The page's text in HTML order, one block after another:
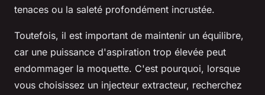
tenaces ou la saleté profondément incrustée.
Toutefois, il est important de maintenir un équilibre,
car une puissance d'aspiration trop élevée peut
endommager la moquette. C'est pourquoi, lorsque
vous choisissez un injecteur extracteur, recherchez